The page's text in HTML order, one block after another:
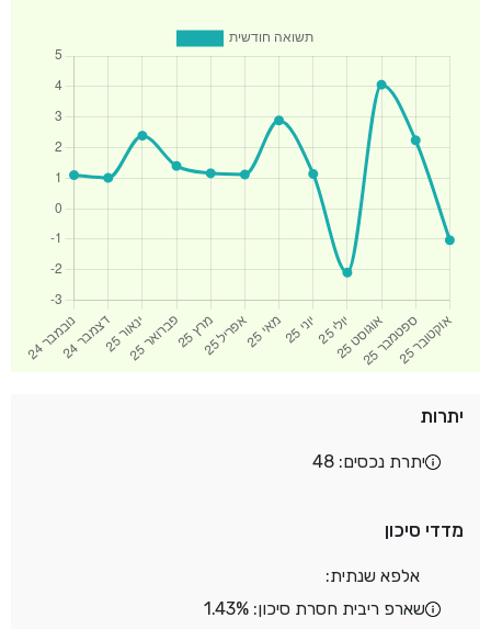
יתרות
יתרת נכסים: 48
מדדי סיכון
אלפא שנתית:
שארפ ריבית חסרת סיכון: 1.43%